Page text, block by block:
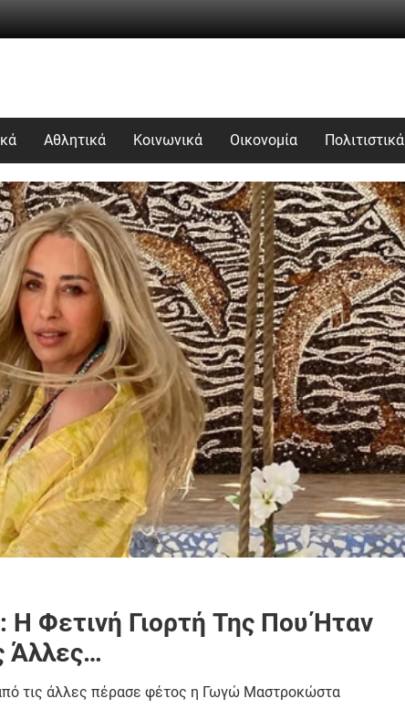
Αθλητικά Κοινωνικά Οικονομία Πολιτιστικά
Φετινή Γιορτή Της Που Ήταν
Άλλες…
τις άλλες πέρασε φέτος η Γωγώ Μαστροκώστα